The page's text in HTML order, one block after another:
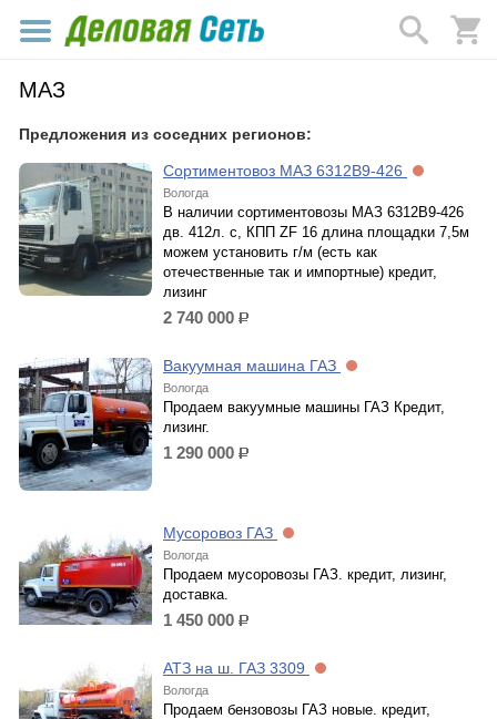
МАЗ
Предложения из соседних регионов:
Сортиментовоз МАЗ 6312В9-426
Вологда
В наличии сортиментовозы МАЗ 6312В9-426
дв. 412л. с, КПП ZF 16 длина площадки 7,5м
можем установить г/м (есть как
отечественные так и импортные) кредит,
лизинг
2 740 000 р.
Вакуумная машина ГАЗ
Вологда
Продаем вакуумные машины ГАЗ Кредит,
лизинг.
1 290 000 р.
Мусоровоз ГАЗ
Вологда
Продаем мусоровозы ГАЗ. кредит, лизинг,
доставка.
1 450 000 р.
АТЗ на ш. ГАЗ 3309
Вологда
Продаем бензовозы ГАЗ новые. кредит,